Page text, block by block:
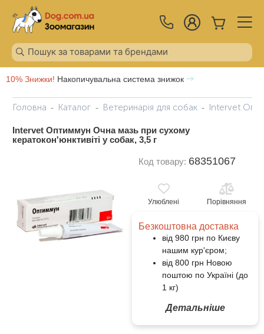
10% Знижки! Накопичувальна система знижок
Головна Каталог Ветеринарія для собак Intervet
Intervet Оптиммун Очна мазь при сухому
кератокон'юнктивіті у собак, 3,5 г
Код товару: 68351067
Улюблені Порівняння
Безкоштовна доставка
від 980 грн по Києву
нашим кур'єром;
від 800 грн Новою
поштою по Україні (до
1 кг)
Детальніше